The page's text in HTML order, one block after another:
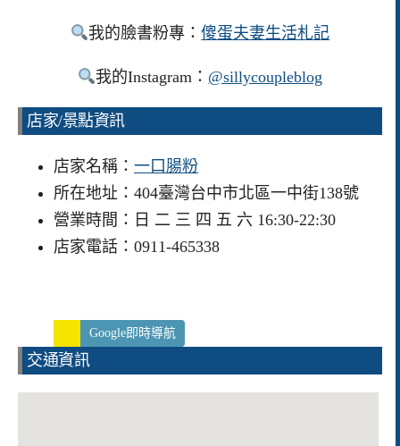
我的臉書粉專：傻蛋夫妻生活札記
我的Instagram： @sillycoupleblog
店家/景點資訊
店家名稱： 一口腸粉
所在地址：404臺灣台中市北區一中街138號
營業時間：日 二 三 四 五 六 16:30-22:30
店家電話：0911-465338
Google即時導航
交通資訊